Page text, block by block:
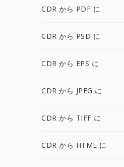
CDR から PDF に
CDR から PSD に
CDR から EPS に
CDR から JPEG に
CDR から TIFF に
CDR から HTML に